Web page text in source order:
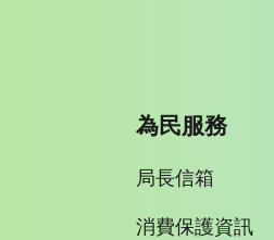
為民服務
局長信箱
消費保護資訊